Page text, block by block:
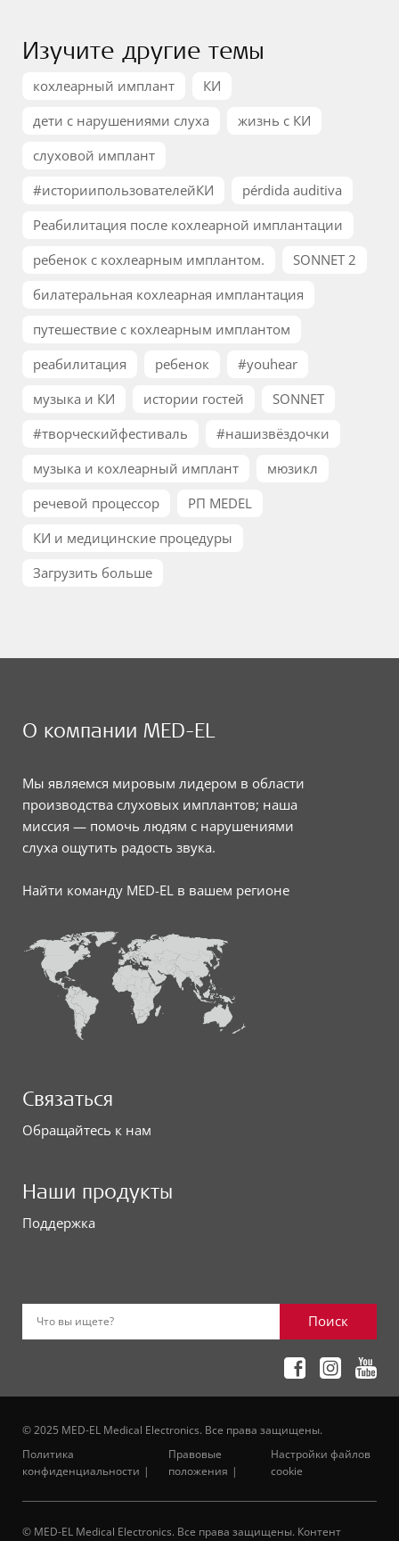
Изучите другие темы
кохлеарный имплант
КИ
дети с нарушениями слуха
жизнь с КИ
слуховой имплант
#историипользователейКИ
pérdida auditiva
Реабилитация после кохлеарной имплантации
ребенок с кохлеарным имплантом.
SONNET 2
билатеральная кохлеарная имплантация
путешествие с кохлеарным имплантом
реабилитация
ребенок
#youhear
музыка и КИ
истории гостей
SONNET
#творческийфестиваль
#нашизвёздочки
музыка и кохлеарный имплант
мюзикл
речевой процессор
РП MEDEL
КИ и медицинские процедуры
Загрузить больше
О компании MED-EL
Мы являемся мировым лидером в области
производства слуховых имплантов; наша
миссия — помочь людям с нарушениями
слуха ощутить радость звука.
Найти команду MED-EL в вашем регионе
Связаться
Обращайтесь к нам
Наши продукты
Поддержка
Что вы ищете? Поиск
© 2025 MED-EL Medical Electronics. Все права защищены.
Политика
конфиденциальности
Правовые
положения
Настройки файлов
cookie
© MED-EL Medical Electronics. Все права защищены. Контент